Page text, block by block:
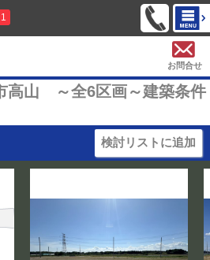
1
お問合せ
高山 ～全6区画～建築条件
検討リストに追加